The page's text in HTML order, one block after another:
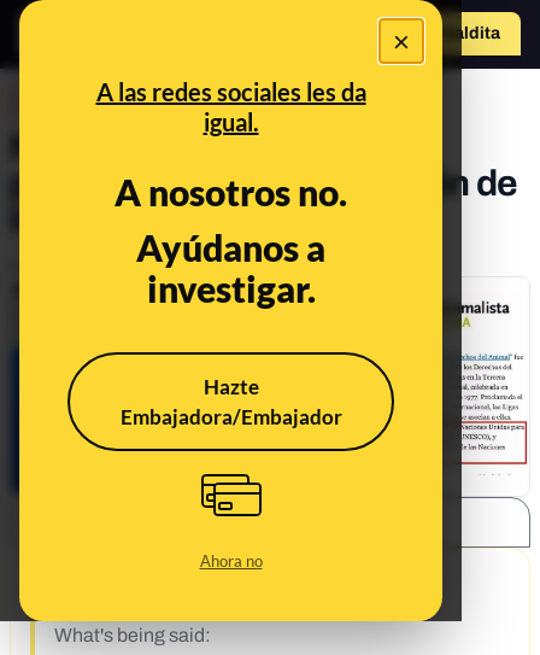
×
A las redes sociales les da
igual.
A nosotros no.
Ayúdanos a
investigar.
Hazte
Embajadora/Embajador
Ahora no
Hazte Maldit o
a
No, la Unesco no ha
proclamado una declaración de
los derechos del animal
Jun 11, 2019, 3:27:54 PM
What's being said: